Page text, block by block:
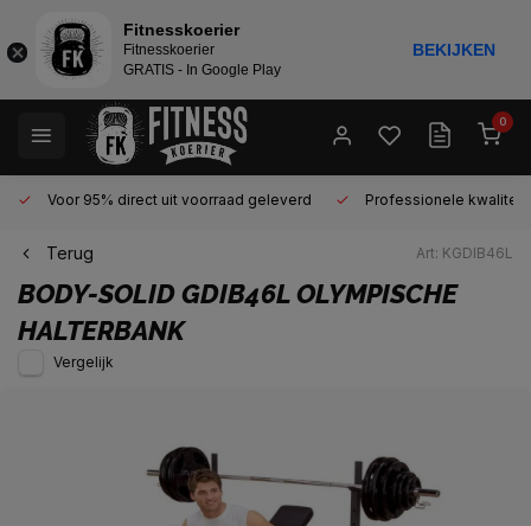
0
Voor 95% direct uit voorraad geleverd Professionele kwaliteit
Terug Art: KGDIB46L
BODY-SOLIDGDIB46L OLYMPISCHE
HALTERBANK
Vergelijk
Fitnesskoerier
Fitnesskoerier
GRATIS - In Google Play
BEKIJKEN